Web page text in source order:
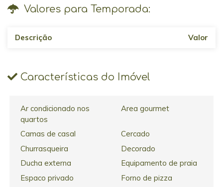
Valores para Temporada:
Descrição Valor
Características do Imóvel
Ar condicionado nos
quartos
Area gourmet
Camas de casal
Cercado
Churrasqueira
Decorado
Ducha externa
Equipamento de praia
Espaco privado
Forno de pizza